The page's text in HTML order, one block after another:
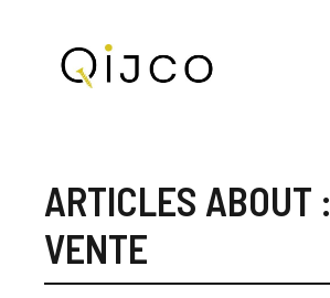
content
ARTICLES ABOUT :
VENTE